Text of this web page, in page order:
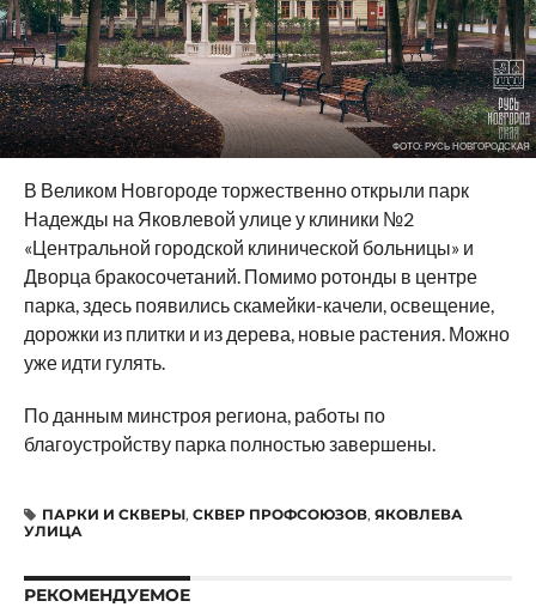
ФОТО: РУСЬ НОВГОРОДСКАЯ
В Великом Новгороде торжественно открыли парк
Надежды на Яковлевой улице у клиники №2
«Центральной городской клинической больницы» и
Дворца бракосочетаний. Помимо ротонды в центре
парка, здесь появились скамейки-качели, освещение,
дорожки из плитки и из дерева, новые растения. Можно
уже идти гулять.
По данным минстроя региона, работы по
благоустройству парка полностью завершены.
ПАРКИ И СКВЕРЫ, СКВЕР ПРОФСОЮЗОВ, ЯКОВЛЕВА
УЛИЦА
РЕКОМЕНДУЕМОЕ